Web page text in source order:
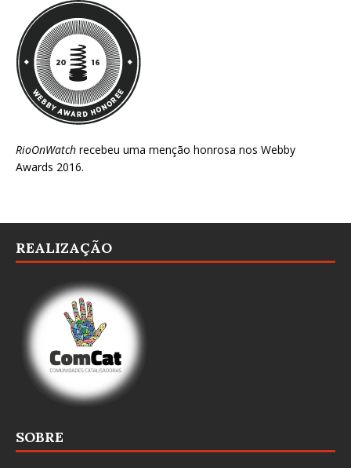
RioOnWatch recebeu uma menção honrosa nos Webby
Awards 2016.
REALIZAÇÃO
SOBRE